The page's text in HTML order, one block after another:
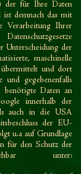
der für Ihre Daten
demnach das mit
Verarbeitung Ihrer
Unterscheidung der
maschinelle
und dort
und gegebenenfalls
Daten an
innerhalb der
auch in die USA
der EU-
u.a auf Grundlage
für den Schutz der
unter: